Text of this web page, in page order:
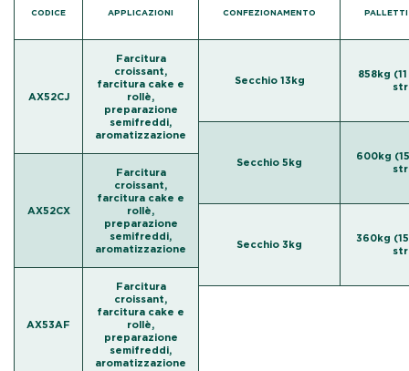
CODICE APPLICAZIONI
AX52CJ
Farcitura
croissant,
farcitura cake e
rollè,
preparazione
semifreddi,
aromatizzazione
AX52CX
Farcitura
croissant,
farcitura cake e
rollè,
preparazione
semifreddi,
aromatizzazione
AX53AF
Farcitura
croissant,
farcitura cake e
rollè,
preparazione
semifreddi,
aromatizzazione
CONFEZIONAMENTO
Secchio 13kg
858kg
Secchio 5kg
600kg
Secchio 3kg
360kg